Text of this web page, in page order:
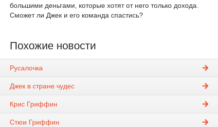
большими деньгами, которые хотят от него только дохода.
Сможет ли Джек и его команда спастись?
Похожие новости
Русалочка
Джек в стране чудес
Крис Гриффин
Стюи Гриффин